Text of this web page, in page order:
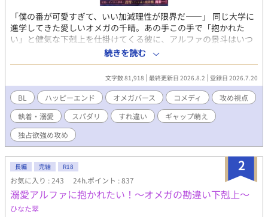
「僕の番が可愛すぎて、いい加減理性が限界だ――」 同じ大学に
進学してきた愛しいオメガの千晴。あの手この手で「抱かれた
い」と健気な下剋上を仕掛けてくる彼に、アルファの景斗はいつ
も涼しげな笑顔で「完璧な彼氏」を演じてみせる。 だがその裏側
では、千晴の無自覚な色気に理性をバキバキに削られ、毎週末血
を吐くような我慢と深夜の自己処理を繰り返していた！ 本当は今
すぐ貪り尽くしたいのに、過去の罪悪感からどうしても手が出せ
ない。そんな中、千晴が他のアルファに連れ去られそうになり、
景斗の狂気的な独占欲が暴発して――！？ 可愛すぎる番の誘惑
を、理性総動員で耐え抜くスパダリアルファの悶絶裏側視点、開
幕！ この物語は『溺愛アルファに抱かれたい！～オメガの勘違い
下剋上～』の景斗視点になります。
続きを読む
文字数 81,918 最終更新日 2026.8.2 登録日 2026.7.20
BL ハッピーエンド オメガバース コメディ
攻め視点
執着・溺愛
スパダリ すれ違い
ギャップ萌え
独占欲強め攻め
2
長編 完結 R18
お気に入り : 243 24h.ポイント : 837
溺愛アルファに抱かれたい！～オメガの勘違い下剋上～
ひなた翠